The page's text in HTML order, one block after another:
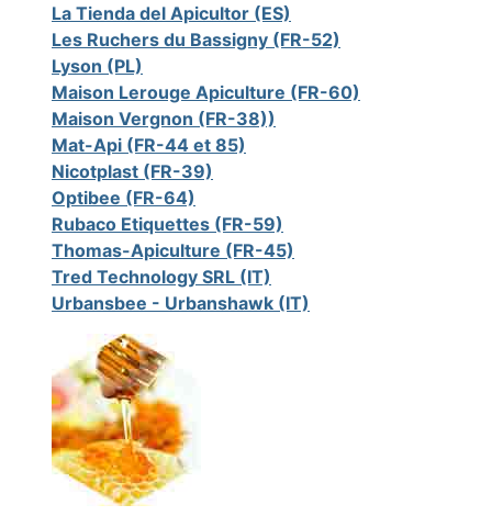
La Tienda del Apicultor (ES)
Les Ruchers du Bassigny (FR-52)
Lyson (PL)
Maison Lerouge Apiculture (FR-60)
Maison Vergnon (FR-38))
Mat-Api (FR-44 et 85)
Nicotplast (FR-39)
Optibee (FR-64)
Rubaco Etiquettes (FR-59)
Thomas-Apiculture (FR-45)
Tred Technology SRL (IT)
Urbansbee - Urbanshawk (IT)